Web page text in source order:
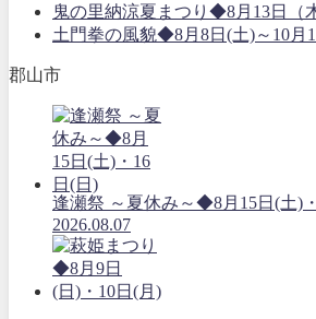
鬼の里納涼夏まつり◆8月13日（
土門拳の風貌◆8月8日(土)～10月
郡山市
逢瀬祭 ～夏休み～◆8月15日(土)
2026.08.07